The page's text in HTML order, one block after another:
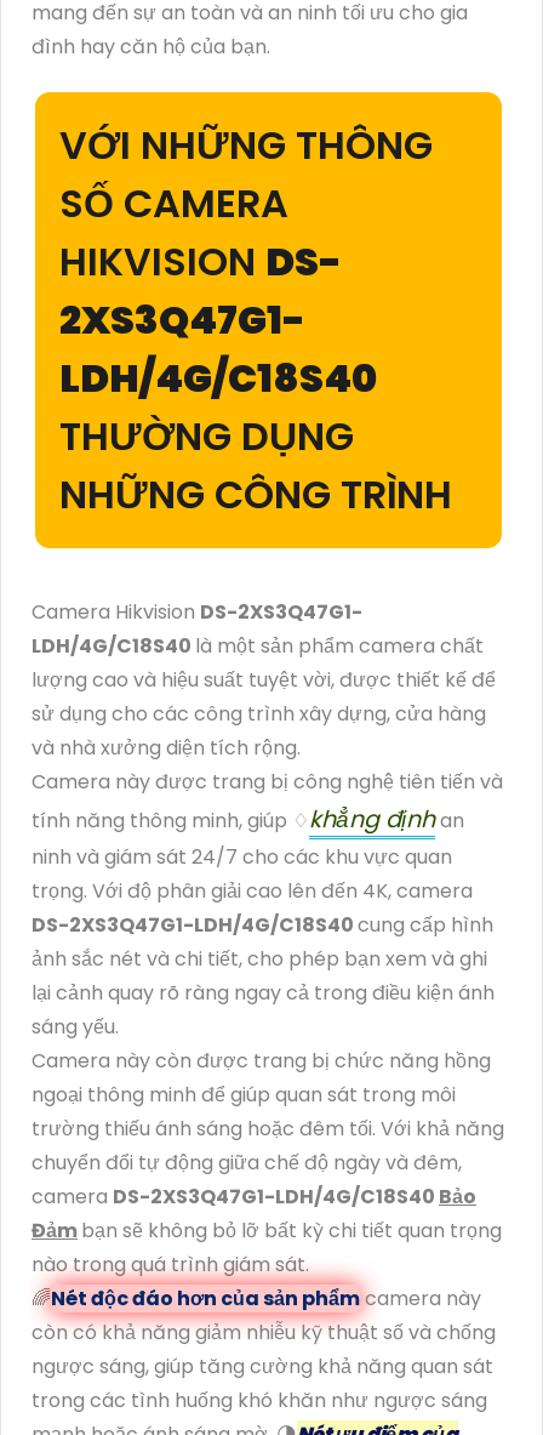
mang đến sự an toàn và an ninh tối ưu cho gia
đình hay căn hộ của bạn.
VỚI NHỮNG THÔNG
SỐ CAMERA
HIKVISION DS-
2XS3Q47G1-
LDH/4G/C18S40
THƯỜNG DỤNG
NHỮNG CÔNG TRÌNH
Camera Hikvision DS-2XS3Q47G1-
LDH/4G/C18S40 là một sản phẩm camera chất
lượng cao và hiệu suất tuyệt vời, được thiết kế để
sử dụng cho các công trình xây dựng, cửa hàng
và nhà xưởng diện tích rộng.
Camera này được trang bị công nghệ tiên tiến và
tính năng thông minh, giúp ♢khẳng địnhan
ninh và giám sát 24/7 cho các khu vực quan
trọng. Với độ phân giải cao lên đến 4K, camera
DS-2XS3Q47G1-LDH/4G/C18S40cung cấp hình
ảnh sắc nét và chi tiết, cho phép bạn xem và ghi
lại cảnh quay rõ ràng ngay cả trong điều kiện ánh
sáng yếu.
Camera này còn được trang bị chức năng hồng
ngoại thông minh để giúp quan sát trong môi
trường thiếu ánh sáng hoặc đêm tối. Với khả năng
chuyển đổi tự động giữa chế độ ngày và đêm,
camera DS-2XS3Q47G1-LDH/4G/C18S40 Bảo
Đảmbạn sẽ không bỏ lỡ bất kỳ chi tiết quan trọng
nào trong quá trình giám sát.
🌈Nét độc đáo hơn của sản phẩmcamera này
còn có khả năng giảm nhiễu kỹ thuật số và chống
ngược sáng, giúp tăng cường khả năng quan sát
trong các tình huống khó khăn như ngược sáng